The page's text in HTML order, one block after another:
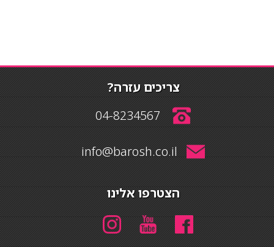
צריכים עזרה?
04-8234567
info@barosh.co.il
הצטרפו אלינו